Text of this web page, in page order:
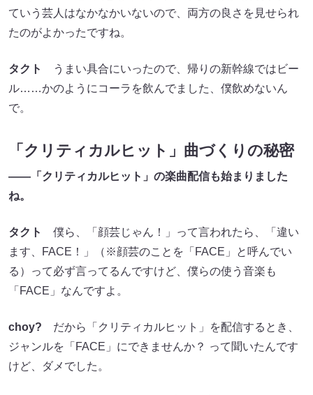
ていう芸人はなかなかいないので、両方の良さを見せられ
たのがよかったですね。
タクト
うまい具合にいったので、帰りの新幹線ではビー
ル……かのようにコーラを飲んでました、僕飲めないん
で。
「クリティカルヒット」曲づくりの秘密
――「クリティカルヒット」の楽曲配信も始まりました
ね。
タクト
僕ら、「顔芸じゃん！」って言われたら、「違い
ます、FACE！」（※顔芸のことを「FACE」と呼んでい
る）って必ず言ってるんですけど、僕らの使う音楽も
「FACE」なんですよ。
choy? だから「クリティカルヒット」を配信するとき、
ジャンルを「FACE」にできませんか？ って聞いたんです
けど、ダメでした。